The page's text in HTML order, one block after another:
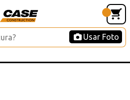
Usar Foto